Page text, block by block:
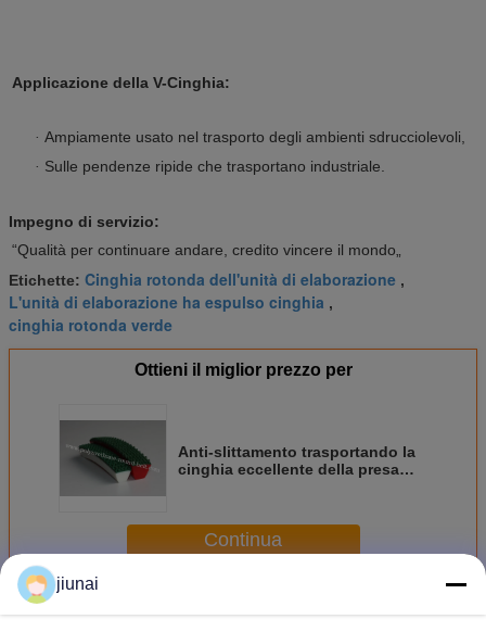
Applicazione della V-Cinghia:
· Ampiamente usato nel trasporto degli ambienti sdrucciolevoli,
· Sulle pendenze ripide che trasportano industriale.
Impegno di servizio:
“Qualità per continuare andare, credito vincere il mondo„
Etichette: Cinghia rotonda dell'unità di elaborazione ,
L'unità di elaborazione ha espulso cinghia ,
cinghia rotonda verde
Ottieni il miglior prezzo per
Anti-slittamento trasportando la
cinghia eccellente della presa
Continua
PiùCinghia eccellente della presa
jiunai